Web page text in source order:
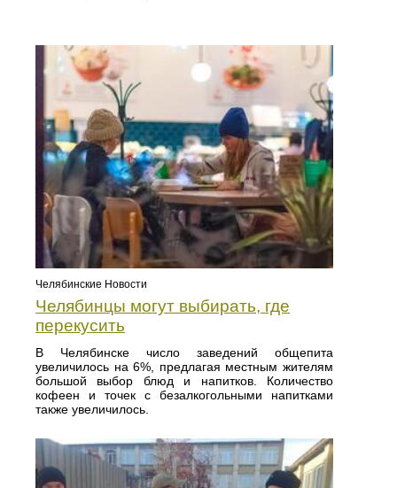
Челябинские Новости
Челябинцы могут выбирать, где
перекусить
В Челябинске число заведений общепита
увеличилось на 6%, предлагая местным жителям
большой выбор блюд и напитков. Количество
кофеен и точек с безалкогольными напитками
также увеличилось.